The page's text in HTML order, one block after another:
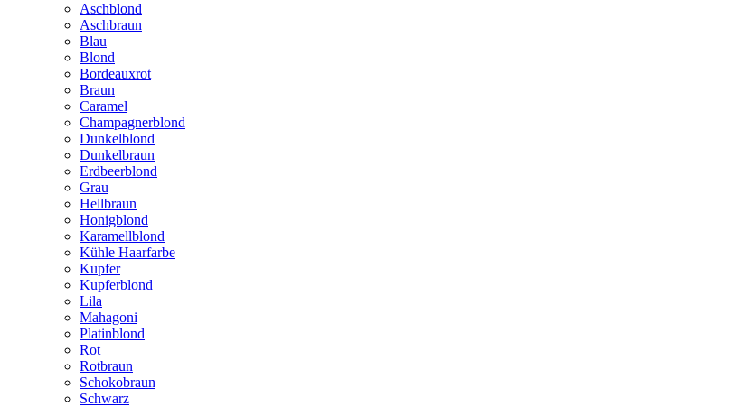
Aschblond
Aschbraun
Blau
Blond
Bordeauxrot
Braun
Caramel
Champagnerblond
Dunkelblond
Dunkelbraun
Erdbeerblond
Grau
Hellbraun
Honigblond
Karamellblond
Kühle Haarfarbe
Kupfer
Kupferblond
Lila
Mahagoni
Platinblond
Rot
Rotbraun
Schokobraun
Schwarz